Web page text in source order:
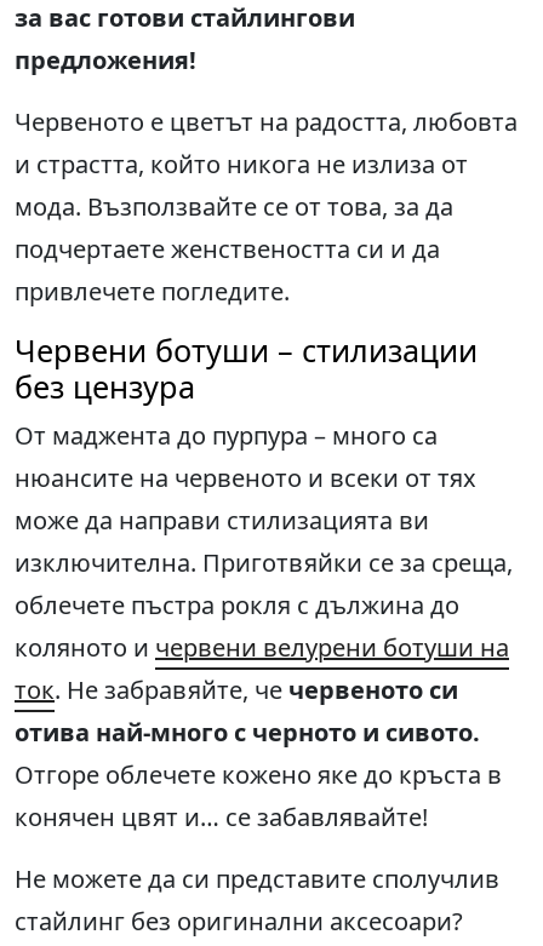
за вас готови стайлингови
предложения!
Червеното е цветът на радостта, любовта
и страстта, който никога не излиза от
мода. Възползвайте се от това, за да
подчертаете женствеността си и да
привлечете погледите.
Червени ботуши – стилизации
без цензура
От маджента до пурпура – много са
нюансите на червеното и всеки от тях
може да направи стилизацията ви
изключителна. Приготвяйки се за среща,
облечете пъстра рокля с дължина до
коляното и червени велурени ботуши на
ток. Не забравяйте, че червеното си
отива най-много с черното и сивото.
Отгоре облечете кожено яке до кръста в
конячен цвят и… се забавлявайте!
Не можете да си представите сполучлив
стайлинг без оригинални аксесоари?